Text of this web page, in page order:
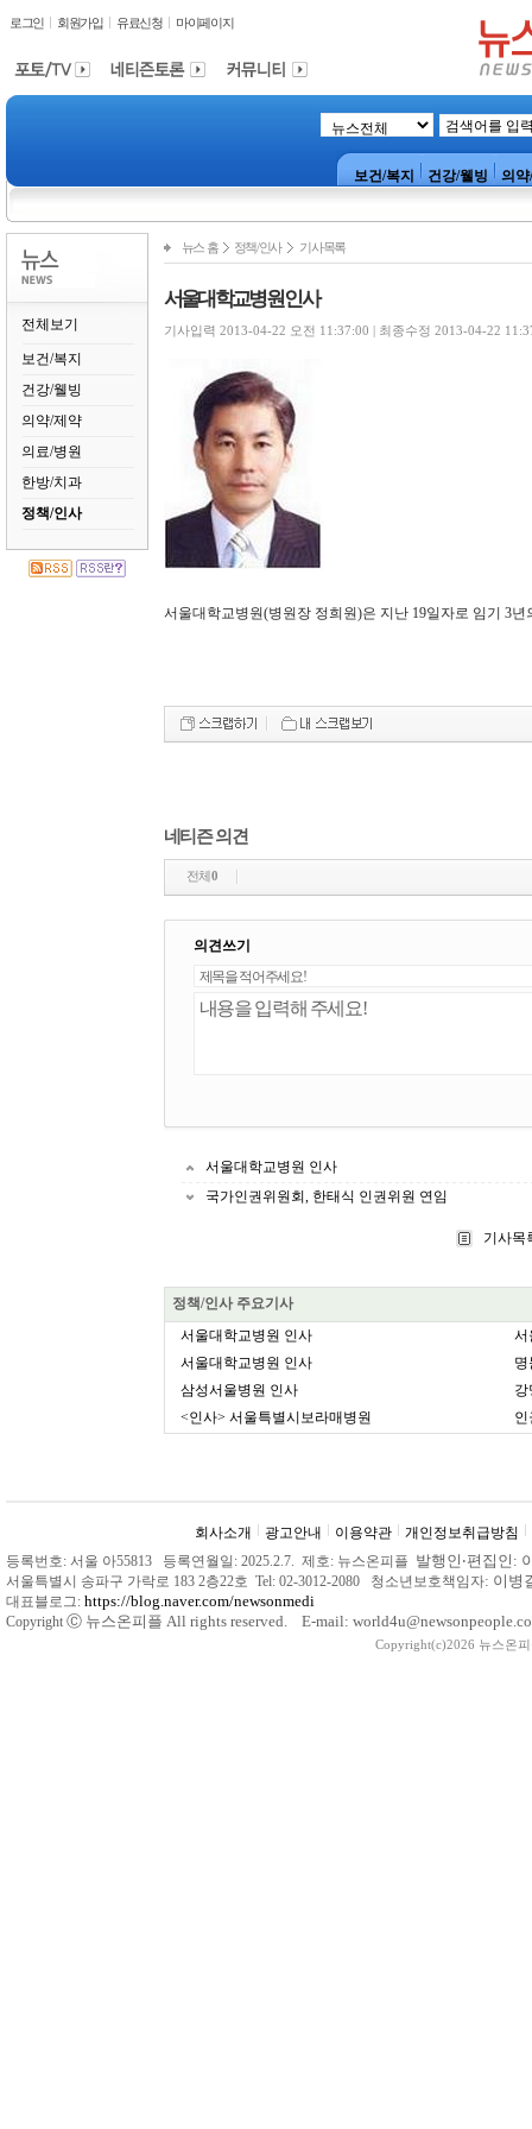
로그인 회원가입 유료신청 마이페이지
보건/복지 건강/웰빙 의
전체보기
보건/복지
건강/웰빙
의약/제약
의료/병원
한방/치과
정책/인사
뉴스 홈 정책/인사 기사목록
서울대학교병원 인사
기사입력 2013-04-22 오전 11:37:00 | 최종수정 2013-04-22
서울대학교병원(병원장 정희원)은 지난 19일자로 임기 3
네티즌 의견
전체0
의견쓰기
서울대학교병원 인사
국가인권위원회, 한태식 인권위원 연임
기사목
정책/인사 주요기사
서울대학교병원 인사
서
서울대학교병원 인사
명
삼성서울병원 인사
강
<인사> 서울특별시보라매병원
인
회사소개 광고안내 이용약관
개인정보취급방침
등록번호: 서울 아55813 등록연월일: 2025.2.7. 제호: 뉴스온피플 발행인 ‧편집인:
서울특별시 송파구 가락로 183 2층22호 Tel: 02-3012-2080 청소년보호책임자: 이
대표블로그: https://blog.naver.com/newsonmedi
Copyright Ⓒ 뉴스온피플 All rights reserved. E-mail:
Copyright(c)2026 뉴스온